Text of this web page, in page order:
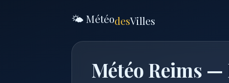
🌤️ MétéodesVilles
Météo Reims